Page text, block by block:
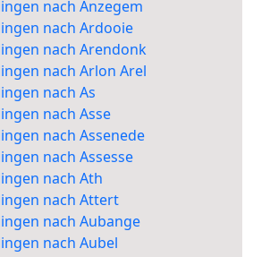
nach Anzegem
nach Ardooie
nach Arendonk
nach Arlon Arel
nach As
nach Asse
nach Assenede
nach Assesse
nach Ath
nach Attert
nach Aubange
nach Aubel